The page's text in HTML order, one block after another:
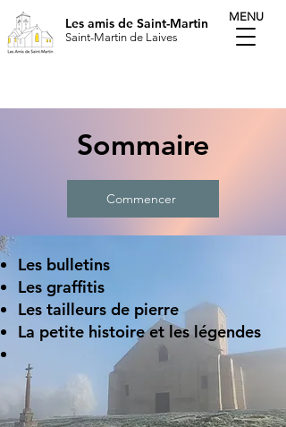
Les amis de Saint-Martin
Saint-Martin de Laives
MENU
Sommaire
Commencer
Les bulletins
Les graffitis
​Les tailleurs de pierre
La petite histoire et les légendes